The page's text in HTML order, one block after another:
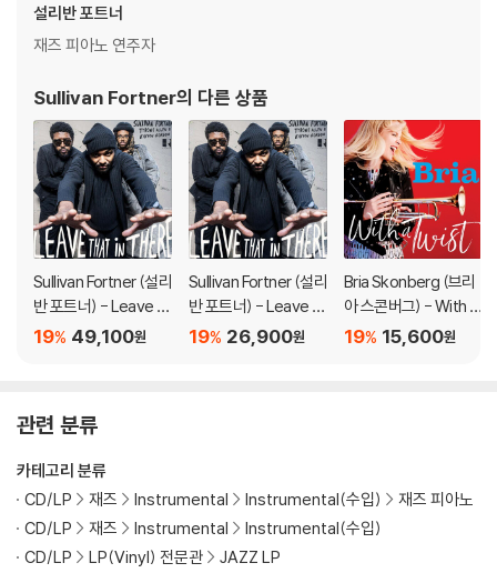
3) 일본 제작 LP는 대부분 겉비닐이 밀봉되어 있지 않습니다.
4) 디지털 다운로드 코드는 본사에서 공지 없이 증정 종료될 수 있습니다.
※ 재생 불량
1) 침압 조절 기능이 없는 턴테이블을 사용하시는 경우, (주로 올인원 형태
모델) 다이내믹 사운드의 편차가 큰 트랙을 재생할 때 이상 현상이 발생할
수 있습니다.
기기 문제로 인해 발생하는 재생 불량 현상에 대해서는 반품/교환이 불가
하니 침압 조절이 가능한 기기에서 재생하실 것을 권유 드립니다.
다. 전용 제품으로 이를 제거하면 대부분 해결됩니다.
렁거리거나 휘어지는 경우가 있습니다.
가능합니다.
2) 재생 음역의 왜곡을 최소화 하고 반복 재생시에도 최대한 일관되게 유
지되도록 디스크 센터 홀 구경이 작게 제작되는 경우가 있습니다. 턴테이
블 스핀들에 맞지 않는 경우에는 전용 제품 등을 이용하여 센터 홀을 조정
설리반 포트너
재즈 피아노 연주자
Sullivan Fortner의 다른 상품
Sullivan Fortner (설리
반 포트너) - Leave T
hat In There [LP]
49,100원
19%
Sullivan Fortner (설리
반 포트너) - Leave T
hat In There
26,900원
19%
Bria Skonberg (브리
아 스콘버그) - With A
Twist 15,600원
19%
관련 분류
카테고리 분류
CD/LP
재즈 Instrumental Instrumental(수입)
재즈 피아노
CD/LP
재즈 Instrumental
Instrumental(수입)
CD/LP
LP(Vinyl) 전문관 JAZZ LP